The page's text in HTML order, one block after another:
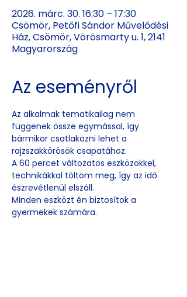
2026. márc. 30. 16:30 – 17:30
Csömör, Petőfi Sándor Művelődési
Ház, Csömör, Vörösmarty u. 1, 2141
Magyarország
Az eseményről
Az alkalmak tematikailag nem
függenek össze egymással, így
bármikor csatlakozni lehet a
rajzszakkörösök csapatához.
A 60 percet változatos eszközökkel,
technikákkal töltöm meg, így az idő
észrevétlenül elszáll.
Minden eszközt én biztosítok a
gyermekek számára.